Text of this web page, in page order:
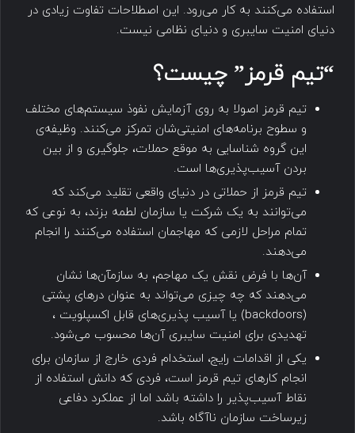
استفاده می‌کنند به کار می‌رود. این اصطلاحات تفاوت زیادی در
دنیای امنیت سایبری و دنیای نظامی نیست.
“تیم قرمز” چیست؟
تیم‌ قرمز اصولا به روی آزمایش نفوذ سیستم‌های مختلف
و سطوح برنامه‌های امنیتی‌شان تمرکز می‌کنند. وظیفه‌ی
این گروه شناسایی به موقع حملات، ‌‌جلوگیری و از بین
بردن آسیب‌پذیری‌ها است.
تیم قرمز از حملاتی در دنیای واقعی تقلید می‌کند که
می‌توانند به یک شرکت یا سازمان لطمه بزند، به نوعی که
تمام مراحل لازمی که مهاجمان استفاده می‌کنند را انجام
می‌دهند.
آن‌ها با فرض نقش یک مهاجم، به سازمآن‌ها نشان
می‌دهند که چه چیزی می‌تواند به عنوان درهای پشتی
(backdoors) یا آسیب پذیری‌های قابل اکسپلویت ،
تهدیدی برای امنیت سایبری آن‌ها محسوب می‌شود.
یکی از اقدامات رایج، استخدام فردی خارج از سازمان برای
انجام کارهای تیم قرمز است، فردی که دانش استفاده از
نقاط آسیب‌پذیر را داشته باشد اما از عملکرد دفاعی
زیرساخت سازمان ناآگاه باشد.